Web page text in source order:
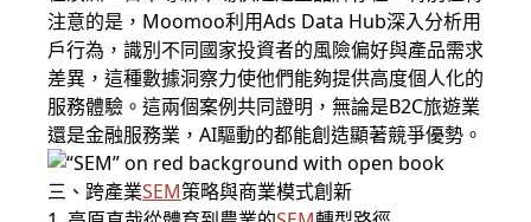
注意的是，Moomoo利用Ads Data Hub深入分析用
戶行為，識別不同國家投資者的風險偏好與產品需求
差異，這種數據洞察力使他們能夠提供高度個人化的
服務體驗。這兩個案例共同證明，無論是B2C旅遊業
還是金融服務業，AI驅動的都能創造顯著競爭優勢。
三、跨產業SEM策略與商業模式創新